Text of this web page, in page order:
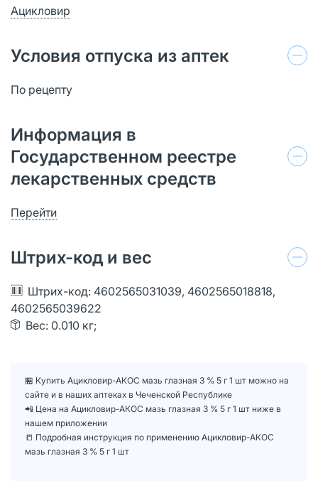
Ацикловир
Условия отпуска из аптек
По рецепту
Информация в
Государственном реестре
лекарственных средств
Перейти
Штрих-код и вес
Штрих-код: 4602565031039, 4602565018818,
4602565039622
Вес: 0.010 кг;
🏪 Купить Ацикловир-АКОС мазь глазная 3 % 5 г 1 шт можно на
сайте и в наших аптеках в Чеченской Республике
📲 Цена на Ацикловир-АКОС мазь глазная 3 % 5 г 1 шт ниже в
нашем приложении
📒 Подробная инструкция по применению Ацикловир-АКОС
мазь глазная 3 % 5 г 1 шт